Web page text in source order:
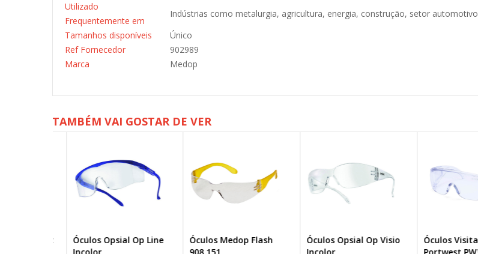
Utilizado
Frequentemente em
Indústrias como metalurgia, agricultura, energia, construção, setor
Tamanhos disponíveis
Único
Ref Fornecedor
902989
Marca
Medop
TAMBÉM VAI GOSTAR DE VER
Óculos Opsial Op Line
Óculos Medop Flash
Óculos Opsial Op Visio
Óculos